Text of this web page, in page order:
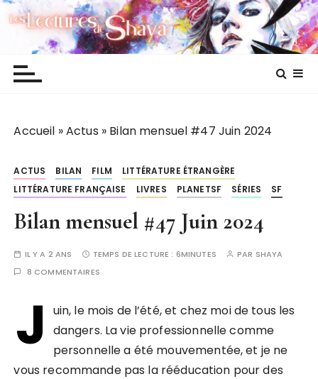
P
Les lectures de Shaya
Accueil »Actus » Bilan mensuel #47 Juin 2024
ACTUS BILAN FILM
LITTÉRATURE ÉTRANGÈRE
LITTÉRATURE FRANÇAISE
LIVRES PLANETSF SÉRIES SF
Bilan mensuel #47 Juin 2024
IL Y A 2 ANS TEMPS DE LECTURE : 6MINUTES PAR SHAYA
8 COMMENTAIRES
J
uin, le mois de l’été, et chez moi de tous les
dangers. La vie professionnelle comme
personnelle a été mouvementée, et je ne
vous recommande pas la rééducation pour des